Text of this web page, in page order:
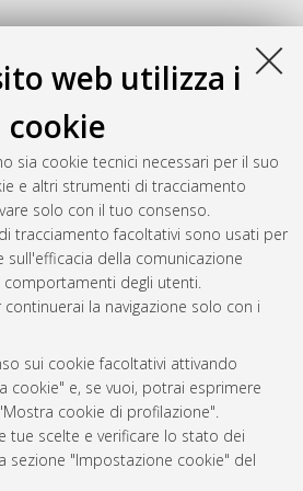
web utilizza i
cookie
sia cookie tecnici necessari per il suo
e altri strumenti di tracciamento
solo con il tuo consenso.
tracciamento facoltativi sono usati per
sull'efficacia della comunicazione
comportamenti degli utenti.
la navigazione solo con i
sui cookie facoltativi attivando
cookie" e, se vuoi, potrai esprimere
cookie di profilazione".
tue scelte e verificare lo stato dei
sezione "Impostazione cookie" del
del documento: